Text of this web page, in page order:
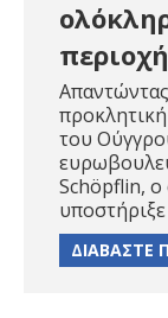
του
Schöpflin, ο
ΔΙΑΒΑΣΤΕ